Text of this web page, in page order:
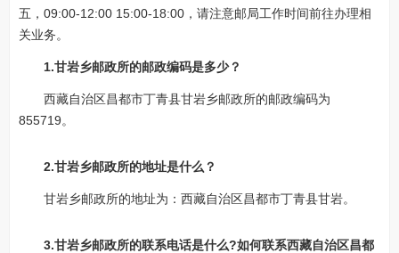
五，09:00-12:00 15:00-18:00，请注意邮局工作时间前往办理相
关业务。
1.甘岩乡邮政所的邮政编码是多少？
西藏自治区昌都市丁青县甘岩乡邮政所的邮政编码为
855719。
2.甘岩乡邮政所的地址是什么？
甘岩乡邮政所的地址为：西藏自治区昌都市丁青县甘岩。
3.甘岩乡邮政所的联系电话是什么?如何联系西藏自治区昌都